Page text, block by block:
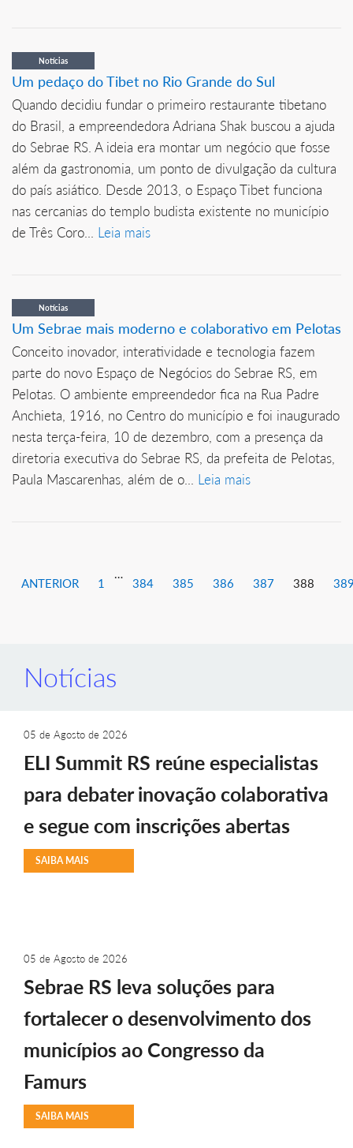
Notícias
Um pedaço do Tibet no Rio Grande do Sul
Quando decidiu fundar o primeiro restaurante tibetano
do Brasil, a empreendedora Adriana Shak buscou a ajuda
do Sebrae RS. A ideia era montar um negócio que fosse
além da gastronomia, um ponto de divulgação da cultura
do país asiático. Desde 2013, o Espaço Tibet funciona
nas cercanias do templo budista existente no município
de Três Coro... Leia mais
Notícias
Um Sebrae mais moderno e colaborativo em Pelotas
Conceito inovador, interatividade e tecnologia fazem
parte do novo Espaço de Negócios do Sebrae RS, em
Pelotas. O ambiente empreendedor fica na Rua Padre
Anchieta, 1916, no Centro do município e foi inaugurado
nesta terça-feira, 10 de dezembro, com a presença da
diretoria executiva do Sebrae RS, da prefeita de Pelotas,
Paula Mascarenhas, além de o... Leia mais
ANTERIOR 1
…
384 385 386 387 388
Notícias
05 de Agosto de 2026
ELI Summit RS reúne especialistas
para debater inovação colaborativa
e segue com inscrições abertas
SAIBA MAIS
05 de Agosto de 2026
Sebrae RS leva soluções para
fortalecer o desenvolvimento dos
municípios ao Congresso da
Famurs
SAIBA MAIS